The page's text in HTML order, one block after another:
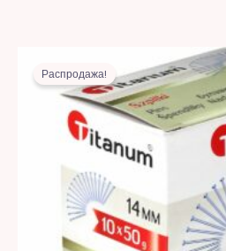
Распродажа!
составляла
13,00 MDL.
цена:
6,00 MDL.